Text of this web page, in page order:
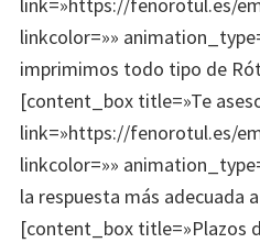
linkcolor=»»
imprimimos todo tipo de
[content_box title=»Te
link=»https://fenorotul.es/
linkcolor=»»
la respuesta más adecuada
[content_box title=»Plazos